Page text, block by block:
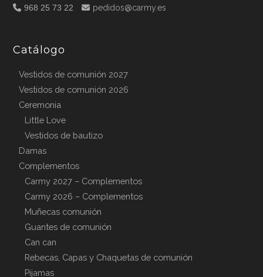
968 25 73 22
pedidos@carmy.es
Catálogo
Vestidos de comunión 2027
Vestidos de comunión 2026
Ceremonia
Little Love
Vestidos de bautizo
Damas
Complementos
Carmy 2027 – Complementos
Carmy 2026 – Complementos
Muñecas comunión
Guantes de comunión
Can can
Rebecas, Capas y Chaquetas de comunión
Pijamas